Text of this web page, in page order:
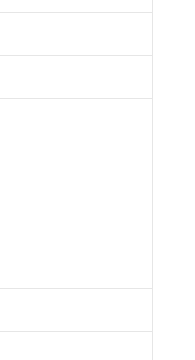
製品が提供可能な商品です。
の商品で、対応品を出す予定
況を調査中または確認中の商